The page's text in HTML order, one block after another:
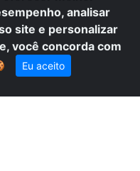
analisar
site e personalizar
você concorda com
Eu aceito